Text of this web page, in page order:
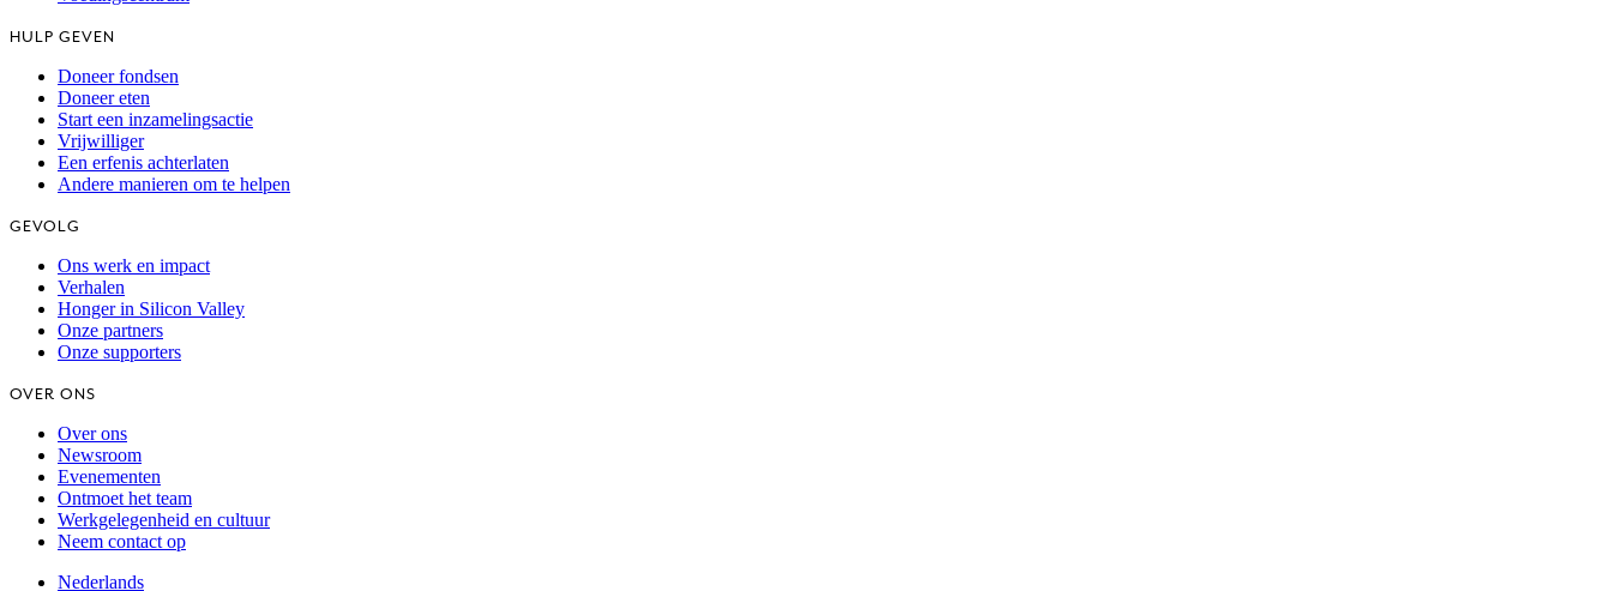
HULP GEVEN
Doneer fondsen
Doneer eten
Start een inzamelingsactie
Vrijwilliger
Een erfenis achterlaten
Andere manieren om te helpen
GEVOLG
Ons werk en impact
Verhalen
Honger in Silicon Valley
Onze partners
Onze supporters
OVER ONS
Over ons
Newsroom
Evenementen
Ontmoet het team
Werkgelegenheid en cultuur
Neem contact op
Nederlands